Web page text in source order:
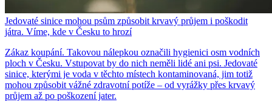
Jedovaté sinice mohou psům způsobit krvavý průjem i poškodit
játra. Víme, kde v Česku to hrozí
Zákaz koupání. Takovou nálepkou označili hygienici osm vodních
ploch v Česku. Vstupovat by do nich neměli lidé ani psi. Jedovaté
sinice, kterými je voda v těchto místech kontaminovaná, jim totiž
mohou způsobit vážné zdravotní potíže – od vyrážky přes krvavý
průjem až po poškození jater.